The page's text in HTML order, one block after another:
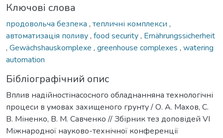
Ключові слова
продовольча безпека , тепличні комплекси ,
автоматизація поливу, food security, Ernährungssicherheit
, Gewächshauskomplexe , greenhouse complexes , watering
automation
Бібліографічний опис
Вплив надійностінасосного обладнанняна технологічні
процеси в умовах захищеного грунту / О. А. Махов, С.
В. Міненко, В. М. Савченко // Збірник тез доповідей VI
Міжнародної науково-технічної конференції